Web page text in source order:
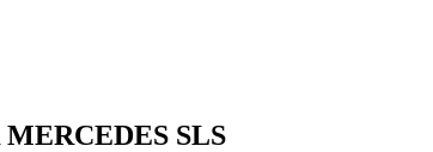
MERCEDES SLS